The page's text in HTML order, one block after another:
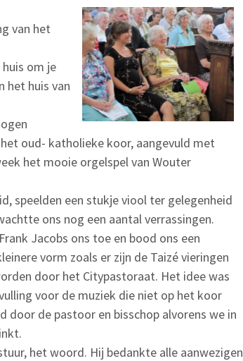
van het
om je
het huis van
oud- katholieke koor, aangevuld met
het mooie orgelspel van Wouter
speelden een stukje viool ter gelegenheid
ons nog een aantal verrassingen.
Jacobs ons toe en bood ons een
vorm zoals er zijn de Taizé vieringen
door het Citypastoraat. Het idee was
voor de muziek die niet op het koor
de pastoor en bisschop alvorens we in
het woord. Hij bedankte alle aanwezigen